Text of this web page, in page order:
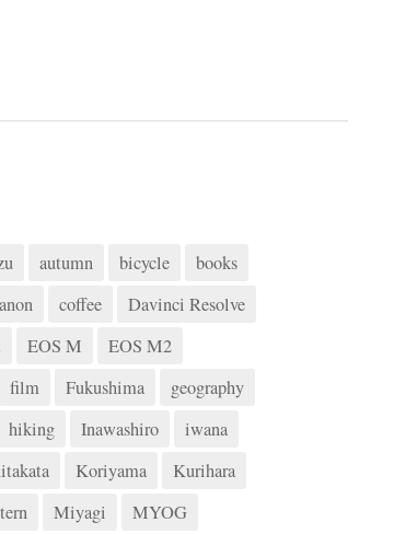
autumn bicycle
books
coffee
Davinci Resolve
EOS M
EOS M2
film Fukushima
geography
hiking Inawashiro
iwana
Koriyama
Kurihara
Miyagi
MYOG